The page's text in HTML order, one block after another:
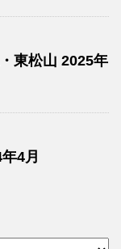
東松山 2025年
4月